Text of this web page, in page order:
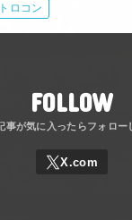
トロコン
FOLLOW